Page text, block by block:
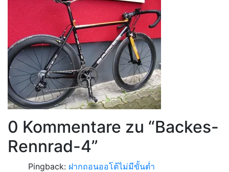
0 Kommentare zu “Backes-
Rennrad-4”
Pingback: ฝากถอนออโต้ไม่มีขั้นต่ำ